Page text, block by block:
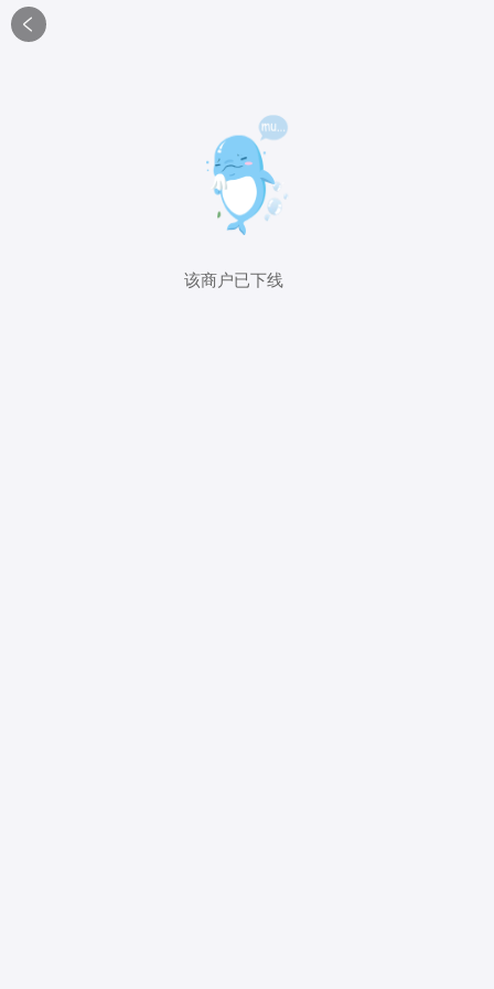

该商户已下线